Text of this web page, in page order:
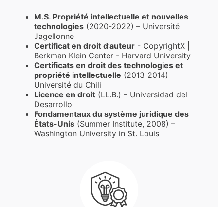
M.S. Propriété intellectuelle et nouvelles
technologies (2020-2022) – Université
Jagellonne
Certificat en droit d’auteur - CopyrightX |
Berkman Klein Center - Harvard University
Certificats en droit des technologies et
propriété intellectuelle (2013-2014) –
Université du Chili
Licence en droit (LL.B.) – Universidad del
Desarrollo
Fondamentaux du système juridique des
États-Unis (Summer Institute, 2008) –
Washington University in St. Louis